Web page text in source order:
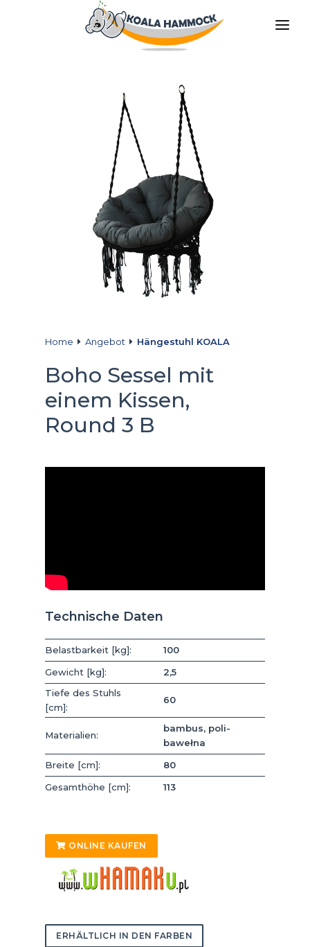
BLEIBE VERTEILER
Home Angebot Hängestuhl KOALA
Boho Sessel mit
einem Kissen,
Round 3 B
Technische Daten
Belastbarkeit [kg]:
100
Gewicht [kg]:
2,5
Tiefe des Stuhls
[cm]:
60
Materialien:
bambus, poli-
bawełna
Breite [cm]:
80
Gesamthöhe [cm]:
113
ONLINE KAUFEN
ERHÄLTLICH IN DEN FARBEN